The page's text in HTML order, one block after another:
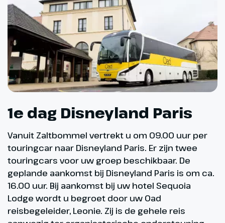
1e dag Disneyland Paris
Vanuit Zaltbommel vertrekt u om 09.00 uur per
touringcar naar Disneyland Paris. Er zijn twee
touringcars voor uw groep beschikbaar. De
geplande aankomst bij Disneyland Paris is om ca.
16.00 uur. Bij aankomst bij uw hotel Sequoia
Lodge wordt u begroet door uw Oad
reisbegeleider, Leonie. Zij is de gehele reis